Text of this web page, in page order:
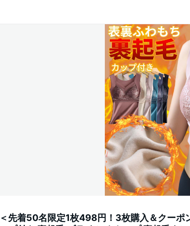
＜先着50名限定1枚498円！3枚購入＆クーポ